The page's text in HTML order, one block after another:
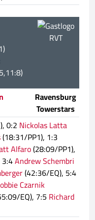
RVT
Ravensburg
Towerstars
0:2Nickolas Latta
(18:31/PP1), 1:3
Alfaro(28:09/PP1),
Andrew Schembri
(42:36/EQ), 5:4
Czarnik
EQ), 7:5Richard